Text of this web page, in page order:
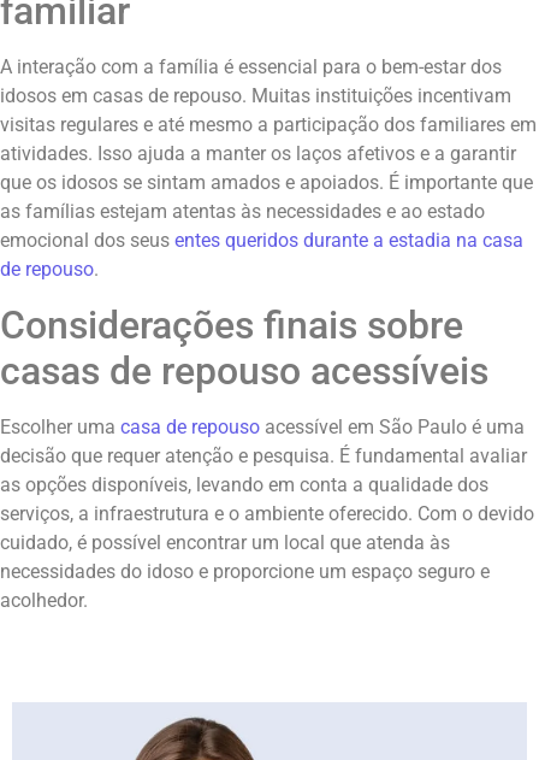
familiar
A interação com a família é essencial para o bem-estar dos
idosos em casas de repouso. Muitas instituições incentivam
visitas regulares e até mesmo a participação dos familiares em
atividades. Isso ajuda a manter os laços afetivos e a garantir
que os idosos se sintam amados e apoiados. É importante que
as famílias estejam atentas às necessidades e ao estado
emocional dos seus entes queridos durante a estadia na casa
de repouso.
Considerações finais sobre
casas de repouso acessíveis
Escolher uma casa de repouso acessível em São Paulo é uma
decisão que requer atenção e pesquisa. É fundamental avaliar
as opções disponíveis, levando em conta a qualidade dos
serviços, a infraestrutura e o ambiente oferecido. Com o devido
cuidado, é possível encontrar um local que atenda às
necessidades do idoso e proporcione um espaço seguro e
acolhedor.